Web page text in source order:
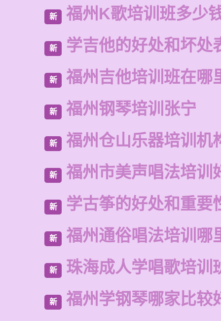
新 福州K歌培训班多少
新 学吉他的好处和坏处
新 福州吉他培训班在哪
新 福州钢琴培训张宁
新 福州仓山乐器培训机
新 福州市美声唱法培训
新 学古筝的好处和重要
新 福州通俗唱法培训哪
新 珠海成人学唱歌培训
新 福州学钢琴哪家比较